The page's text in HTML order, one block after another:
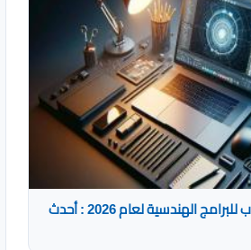
أفضل أجهزة اللاب توب للبرامج الهندسية لعام 2026 : أحدث